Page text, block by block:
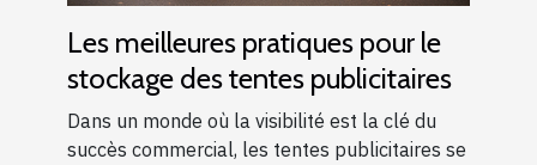
Les meilleures pratiques pour le
stockage des tentes publicitaires
Dans un monde où la visibilité est la clé du
succès commercial, les tentes publicitaires se